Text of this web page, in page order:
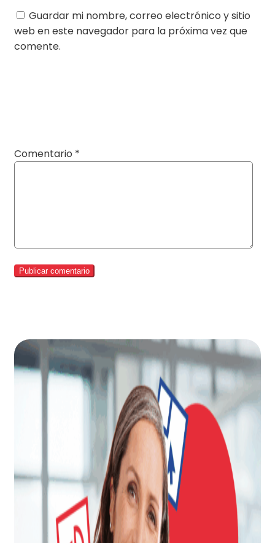
Guardar mi nombre, correo electrónico y sitio
web en este navegador para la próxima vez que
comente.
Comentario *